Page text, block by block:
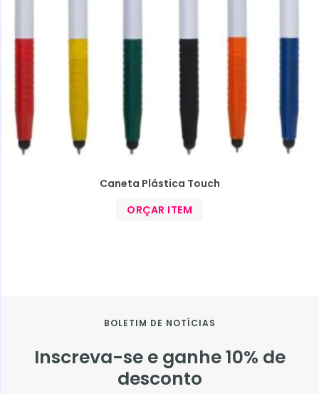
Caneta Plástica Touch
ORÇAR ITEM
BOLETIM DE NOTÍCIAS
Inscreva-se e ganhe 10% de
desconto